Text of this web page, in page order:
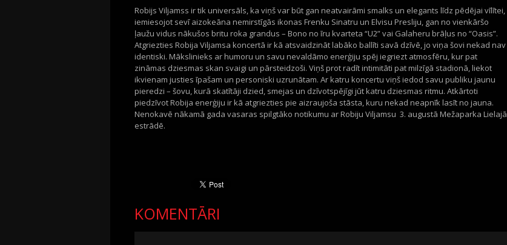
Robijs Viljamss ir tik universāls, ka viņš var būt gan neatvairāmi smalks un elegants līdz pēdējai vīlītei,
iemiesojot sevī aizokeāna nemirstīgās ikonas Frenku Sinatru un Elvisu Presliju, gan no vienkāršo
ļaužu vidus nākušos britu roka grandus – Bono no īru kvarteta “U2” vai Galaheru brāļus no “Oasis”.
Atgriezties Robija Viljamsa koncertā ir kā atsvaidzināt labāko ballīti savā dzīvē, jo viņa šovi nekad nav
identiski. Mākslinieks ar humoru un savu nevaldāmo enerģiju spēj iegriezt atmosfēru, kur pat
zināmas dziesmas skan svaigi un pārsteidzoši. Viņš prot radīt intimitāti pat milzīgā stadionā, liekot
ikvienam justies īpašam un personiski uzrunātam. Ar katru koncertu viņš iedod savu publiku jaunu
pieredzi – šovu, kurā skatītāji dzied, smejas un dzīvotspējīgi jūt katru dziesmas ritmu. Atkārtoti
piedzīvot Robija enerģiju ir kā atgriezties pie aizraujoša stāsta, kuru nekad neapnīk lasīt no jauna.
Nenokavē nākamā gada vasaras spilgtāko notikumu ar Robiju Viljamsu 3. augustā Mežaparka Lielajā
estrādē.
KOMENTĀRI